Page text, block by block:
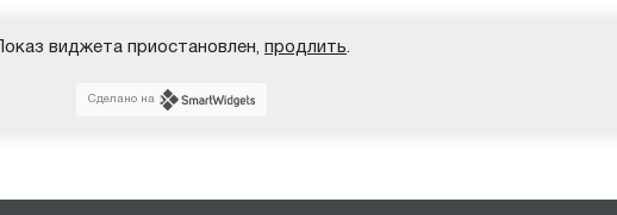
Показ виджета приостановлен, продлить.
Сделано на